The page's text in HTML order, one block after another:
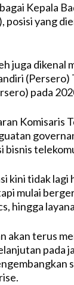
Kepala
posisi yang
juga dikenal
pada
Komisaris
bisnis
kini tidak lagi
mulai
hingga
akan terus
pada